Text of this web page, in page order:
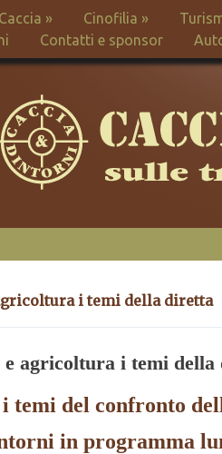
Caccia » Cinofilia »
Contatti e sponsor
i temi della diretta
e agricoltura i temi della
i temi del confronto
in programma